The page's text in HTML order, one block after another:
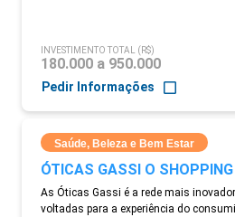
INVESTIMENTO TOTAL (R$)
180.000 a 950.000
Pedir Informações
Saúde, Beleza e Bem Estar
ÓTICAS GASSI O
As Óticas Gassi é a rede mais
voltadas para a experiência do